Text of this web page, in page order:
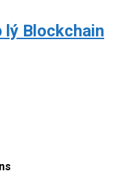
lý Blockchain